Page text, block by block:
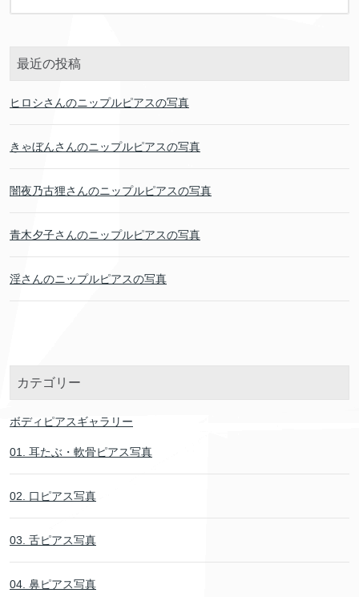
最近の投稿
ヒロシさんのニップルピアスの写真
きゃぼんさんのニップルピアスの写真
闇夜乃古狸さんのニップルピアスの写真
青木夕子さんのニップルピアスの写真
淫さんのニップルピアスの写真
カテゴリー
ボディピアスギャラリー
01. 耳たぶ・軟骨ピアス写真
02. 口ピアス写真
03. 舌ピアス写真
04. 鼻ピアス写真